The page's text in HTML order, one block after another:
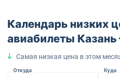
Календарь низких
авиабилеты
Самая низкая цена в этом
Откуда Куда